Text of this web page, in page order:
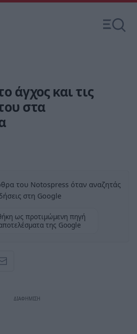
άγχος και τις
στα
του Notospress όταν αναζητάς
στη Google
ως προτιμώμενη πηγή
της Google